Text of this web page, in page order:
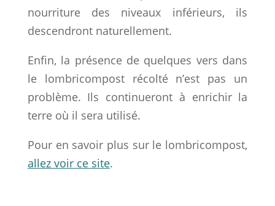
nourriture des niveaux inférieurs, ils
descendront naturellement.
Enfin, la présence de quelques vers dans
le lombricompost récolté n’est pas un
problème. Ils continueront à enrichir la
terre où il sera utilisé.
Pour en savoir plus sur le lombricompost,
allez voir ce site.